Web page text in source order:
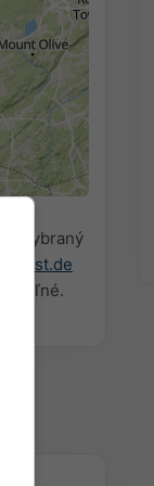
18h 24h
vybraný